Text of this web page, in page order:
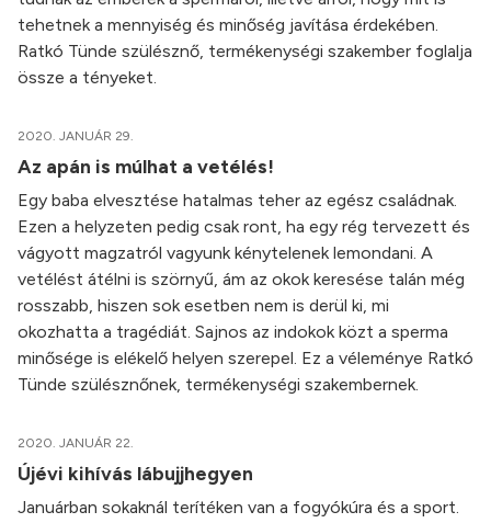
tehetnek a mennyiség és minőség javítása érdekében.
Ratkó Tünde szülésznő, termékenységi szakember foglalja
össze a tényeket.
2020. JANUÁR 29.
Az apán is múlhat a vetélés!
Egy baba elvesztése hatalmas teher az egész családnak.
Ezen a helyzeten pedig csak ront, ha egy rég tervezett és
vágyott magzatról vagyunk kénytelenek lemondani. A
vetélést átélni is szörnyű, ám az okok keresése talán még
rosszabb, hiszen sok esetben nem is derül ki, mi
okozhatta a tragédiát. Sajnos az indokok közt a sperma
minősége is elékelő helyen szerepel. Ez a véleménye Ratkó
Tünde szülésznőnek, termékenységi szakembernek.
2020. JANUÁR 22.
Újévi kihívás lábujjhegyen
Januárban sokaknál terítéken van a fogyókúra és a sport.